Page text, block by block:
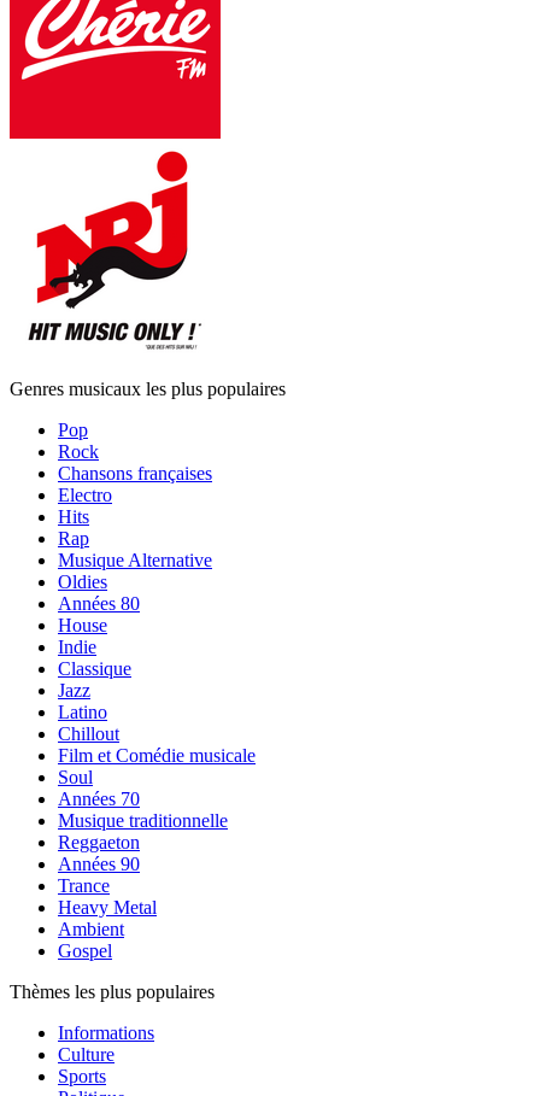
Genres musicaux les plus populaires
Pop
Rock
Chansons françaises
Electro
Hits
Rap
Musique Alternative
Oldies
Années 80
House
Indie
Classique
Jazz
Latino
Chillout
Film et Comédie musicale
Soul
Années 70
Musique traditionnelle
Reggaeton
Années 90
Trance
Heavy Metal
Ambient
Gospel
Thèmes les plus populaires
Informations
Culture
Sports